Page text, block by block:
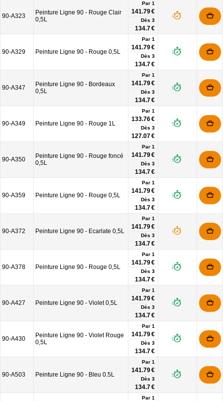
90-A323
Peinture Ligne 90 - Rouge Clair
0,5L
Par 1
141.79 €
Dès 3
134.7 €
90-A329 Peinture Ligne 90 - Rouge 0,5L
Par 1
141.79 €
Dès 3
134.7 €
90-A347
Peinture Ligne 90 - Bordeaux
0,5L
Par 1
141.79 €
Dès 3
134.7 €
90-A349 Peinture Ligne 90 - Rouge 1L
Par 1
133.76 €
Dès 3
127.07 €
90-A350
Peinture Ligne 90 - Rouge foncé
0,5L
Par 1
141.79 €
Dès 3
134.7 €
90-A359 Peinture Ligne 90 - Rouge 0,5L
Par 1
141.79 €
Dès 3
134.7 €
90-A372 Peinture Ligne 90 - Ecarlate 0,5L
Par 1
141.79 €
Dès 3
134.7 €
90-A378 Peinture Ligne 90 - Rouge 0,5L
Par 1
141.79 €
Dès 3
134.7 €
90-A427 Peinture Ligne 90 - Violet 0,5L
Par 1
141.79 €
Dès 3
134.7 €
90-A430
Peinture Ligne 90 - Violet Rouge
0,5L
Par 1
141.79 €
Dès 3
134.7 €
90-A503 Peinture Ligne 90 - Bleu 0.5L
Par 1
141.79 €
Dès 3
134.7 €
Par 1